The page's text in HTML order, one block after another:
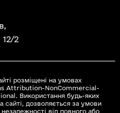
2
розміщені на умовах
Attribution-NonCommercial-
Використання будь-яких
сайті, дозволяється за умови
від повного або